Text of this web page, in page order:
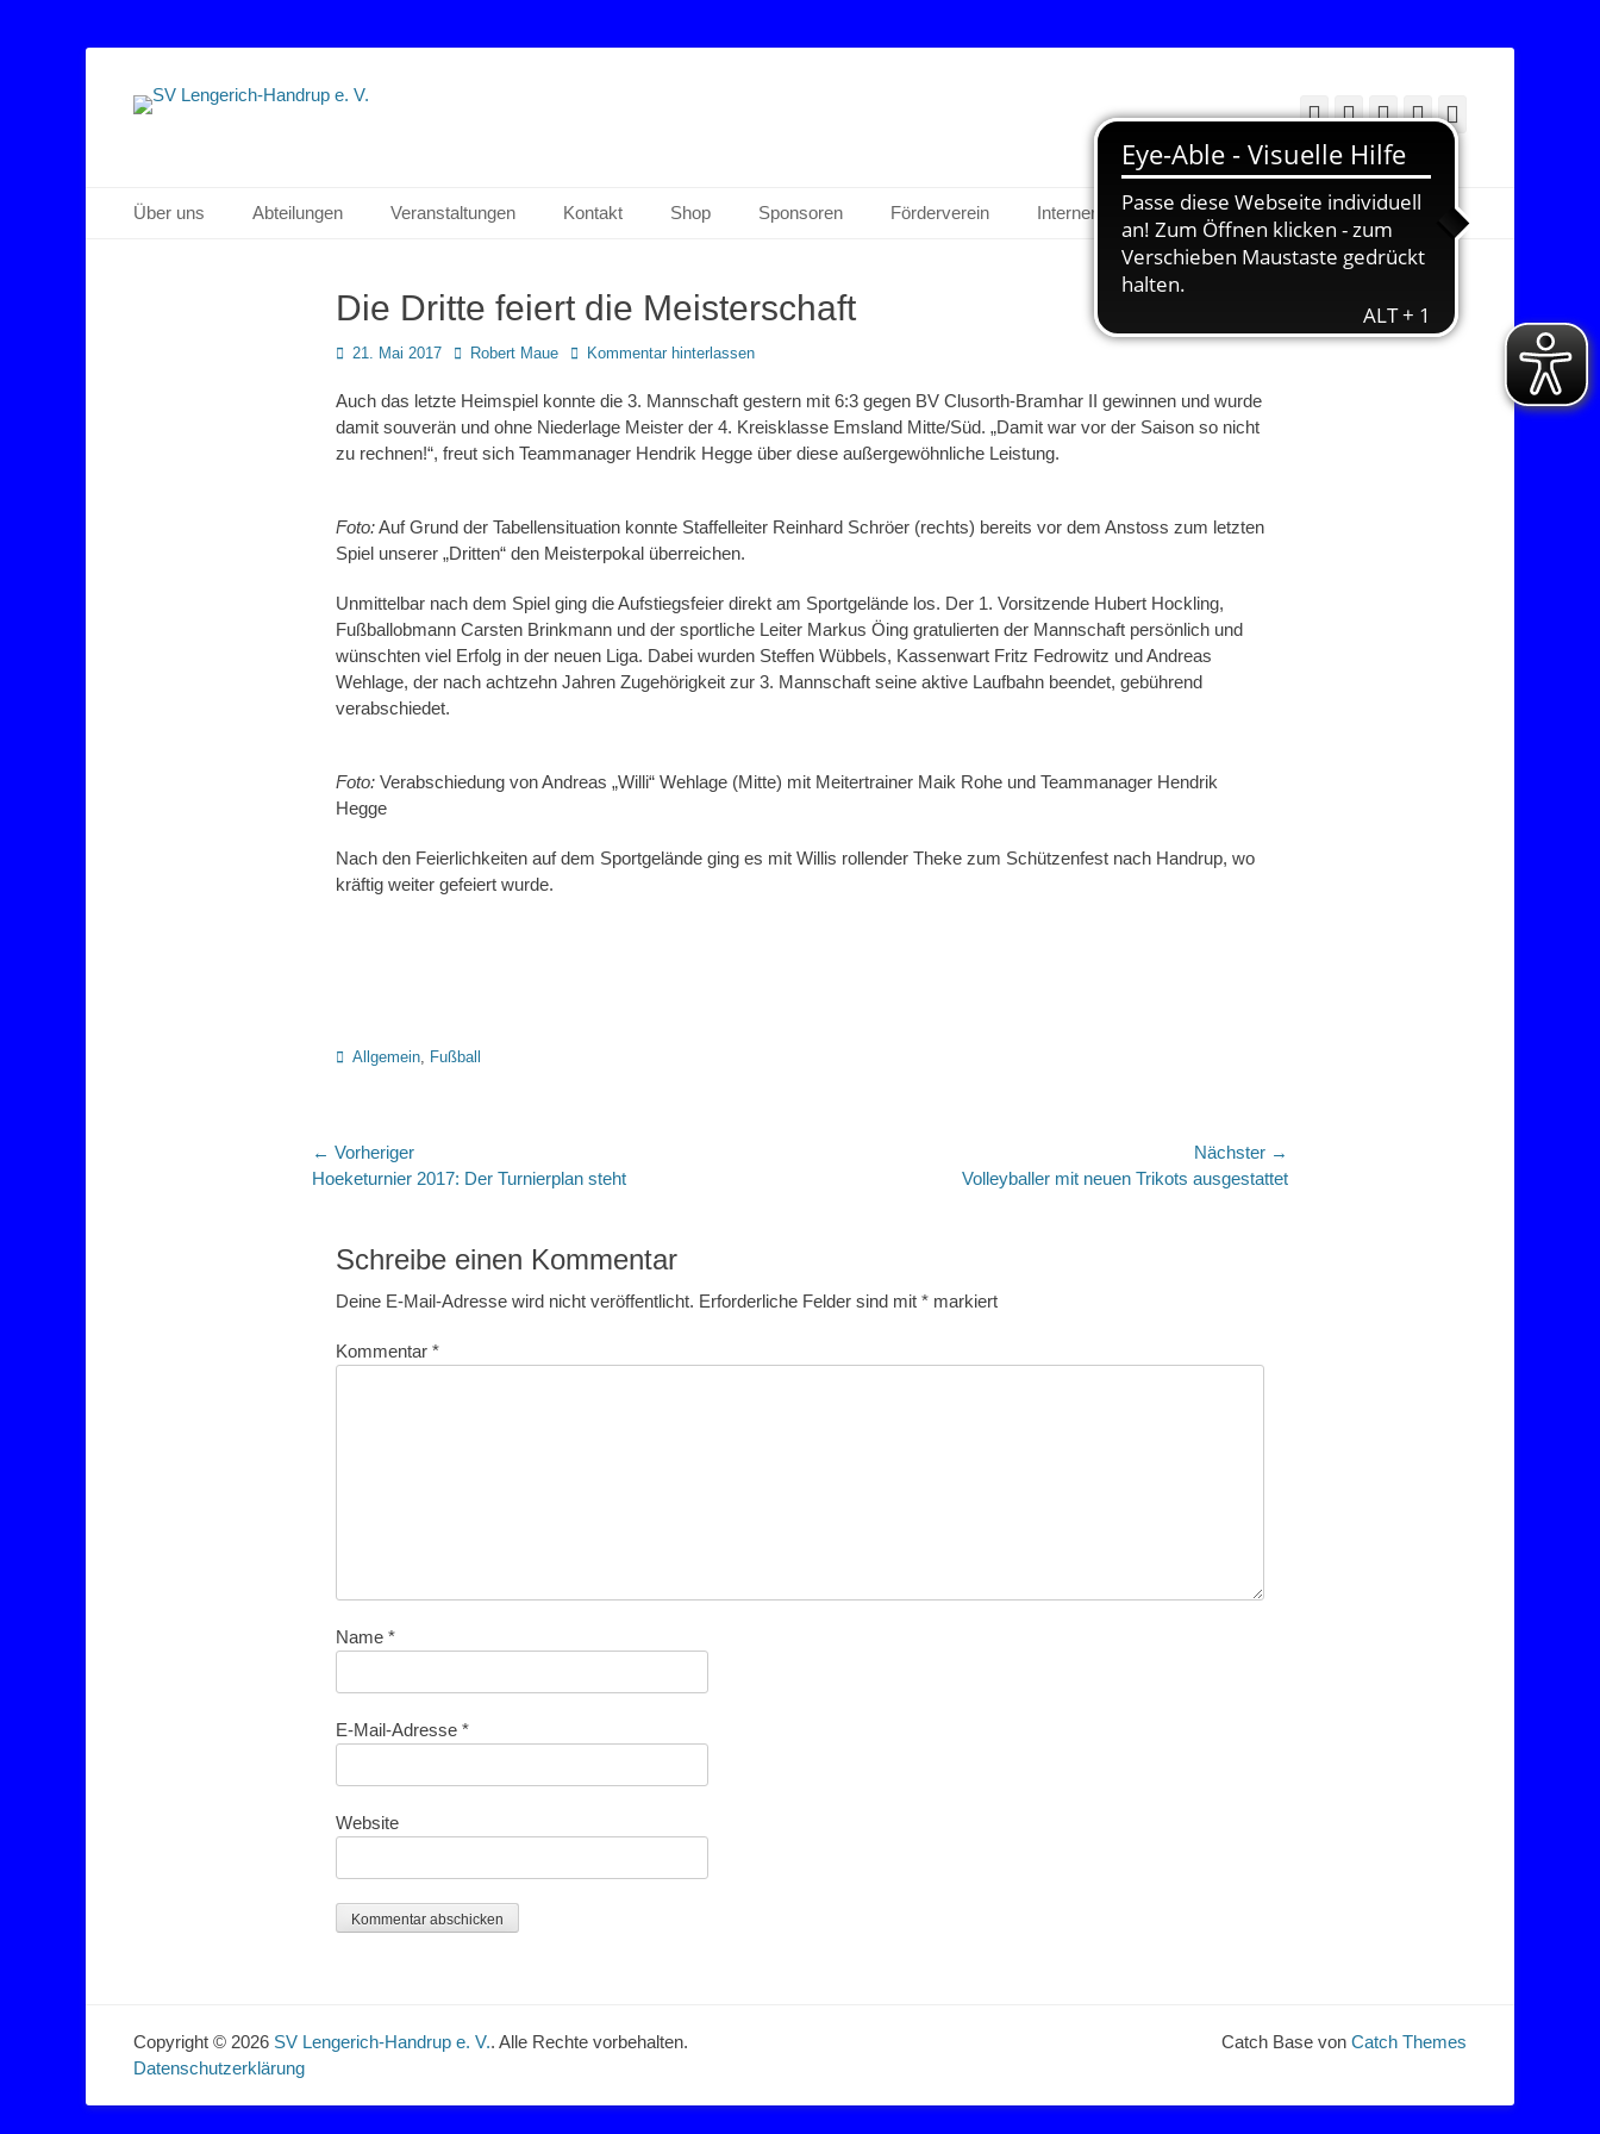
SV Lengerich-Handrup e. V.
Sportverein Lengerich Handrup Facebook
Twitter
E- YouTube
Primäres Menü
Zum
Inhalt
Über uns Abteilungen Veranstaltungen Kontakt Shop Sponsoren Förderverein Interner Bereich
Die Dritte feiert die Meisterschaft
Posted
21. Mai 2017 AutorRobert Maue Kommentar hinterlassen
Auch das letzte Heimspiel konnte die 3. Mannschaft gestern mit 6:3 gegen BV Clusorth-Bramhar II gewinnen und wurde
damit souverän und ohne Niederlage Meister der 4. Kreisklasse Emsland Mitte/Süd. „Damit war vor der Saison so nicht
zu rechnen!“, freut sich Teammanager Hendrik Hegge über diese außergewöhnliche Leistung.
Foto:Auf Grund der Tabellensituation konnte Staffelleiter Reinhard Schröer (rechts) bereits vor dem Anstoss zum letzten
Spiel unserer „Dritten“ den Meisterpokal überreichen.
Unmittelbar nach dem Spiel ging die Aufstiegsfeier direkt am Sportgelände los. Der 1. Vorsitzende Hubert Hockling,
Fußballobmann Carsten Brinkmann und der sportliche Leiter Markus Öing gratulierten der Mannschaft persönlich und
wünschten viel Erfolg in der neuen Liga. Dabei wurden Steffen Wübbels, Kassenwart Fritz Fedrowitz und Andreas
Wehlage, der nach achtzehn Jahren Zugehörigkeit zur 3. Mannschaft seine aktive Laufbahn beendet, gebührend
verabschiedet.
Foto: Verabschiedung von Andreas „Willi“ Wehlage (Mitte) mit Meitertrainer Maik Rohe und Teammanager Hendrik
Hegge
Nach den Feierlichkeiten auf dem Sportgelände ging es mit Willis rollender Theke zum Schützenfest nach Handrup, wo
kräftig weiter gefeiert wurde.
Kategorien
Allgemein, Fußball
Beitragsnavigation
← Vorheriger
Vorheriger
Hoeketurnier 2017: Der Turnierplan steht
Nächster →
Volleyballer mit neuen Trikots ausgestattet
Schreibe einen Kommentar
Deine E-Mail-Adresse wird nicht veröffentlicht. Erforderliche Felder sind mit * markiert
Kommentar *
Name *
E-Mail-Adresse *
Website
Copyright © 2026 SV Lengerich-Handrup e. V.. Alle Rechte vorbehalten.
Datenschutzerklärung
Catch Base von Catch Themes